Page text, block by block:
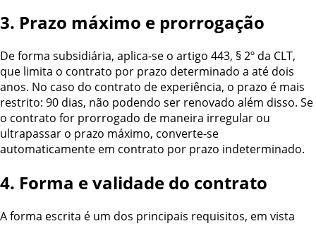
3. Prazo máximo e prorrogação
De forma subsidiária, aplica-se o artigo 443, § 2º da CLT,
que limita o contrato por prazo determinado a até dois
anos. No caso do contrato de experiência, o prazo é mais
restrito: 90 dias, não podendo ser renovado além disso. Se
o contrato for prorrogado de maneira irregular ou
ultrapassar o prazo máximo, converte-se
automaticamente em contrato por prazo indeterminado.
4. Forma e validade do contrato
A forma escrita é um dos principais requisitos, em vista